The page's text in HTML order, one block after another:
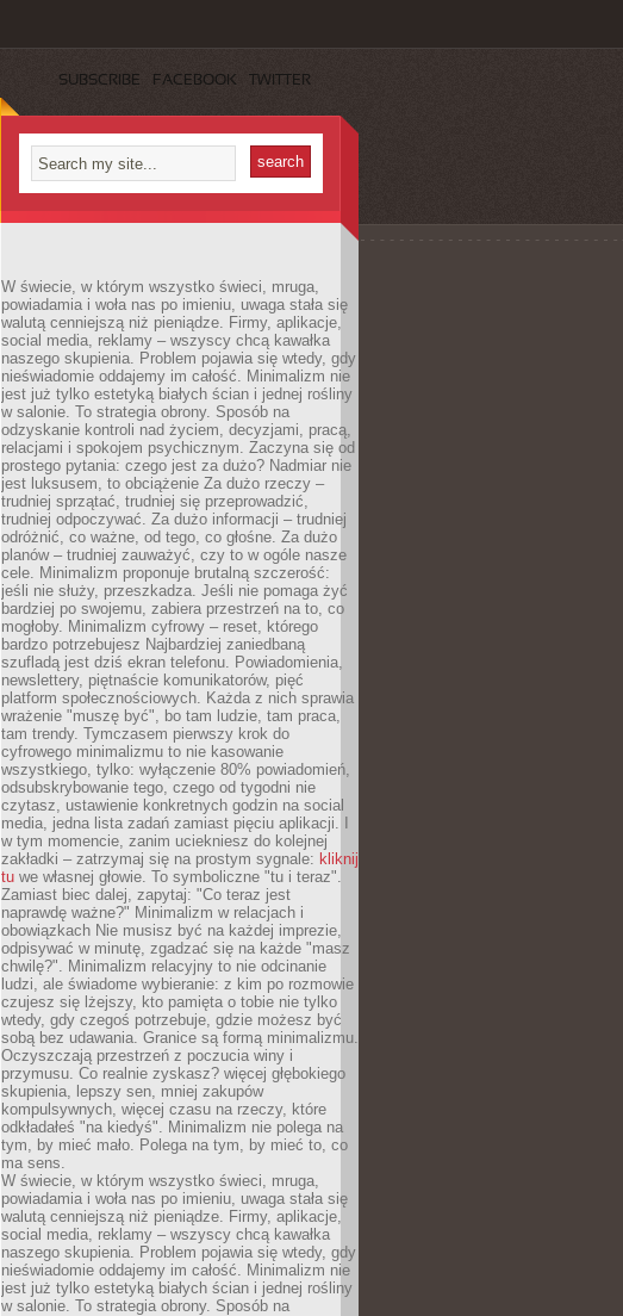
SUBSCRIBE FACEBOOK TWITTER
W świecie, w którym wszystko świeci, mruga,
powiadamia i woła nas po imieniu, uwaga stała się
walutą cenniejszą niż pieniądze. Firmy, aplikacje,
social media, reklamy – wszyscy chcą kawałka
naszego skupienia. Problem pojawia się wtedy, gdy
nieświadomie oddajemy im całość. Minimalizm nie
jest już tylko estetyką białych ścian i jednej rośliny
w salonie. To strategia obrony. Sposób na
odzyskanie kontroli nad życiem, decyzjami, pracą,
relacjami i spokojem psychicznym. Zaczyna się od
prostego pytania: czego jest za dużo? Nadmiar nie
jest luksusem, to obciążenie Za dużo rzeczy –
trudniej sprzątać, trudniej się przeprowadzić,
trudniej odpoczywać. Za dużo informacji – trudniej
odróżnić, co ważne, od tego, co głośne. Za dużo
planów – trudniej zauważyć, czy to w ogóle nasze
cele. Minimalizm proponuje brutalną szczerość:
jeśli nie służy, przeszkadza. Jeśli nie pomaga żyć
bardziej po swojemu, zabiera przestrzeń na to, co
mogłoby. Minimalizm cyfrowy – reset, którego
bardzo potrzebujesz Najbardziej zaniedbaną
szufladą jest dziś ekran telefonu. Powiadomienia,
newslettery, piętnaście komunikatorów, pięć
platform społecznościowych. Każda z nich sprawia
wrażenie "muszę być", bo tam ludzie, tam praca,
tam trendy. Tymczasem pierwszy krok do
cyfrowego minimalizmu to nie kasowanie
wszystkiego, tylko: wyłączenie 80% powiadomień,
odsubskrybowanie tego, czego od tygodni nie
czytasz, ustawienie konkretnych godzin na social
media, jedna lista zadań zamiast pięciu aplikacji. I
w tym momencie, zanim uciekniesz do kolejnej
zakładki – zatrzymaj się na prostym sygnale: kliknij
tu we własnej głowie. To symboliczne "tu i teraz".
Zamiast biec dalej, zapytaj: "Co teraz jest
naprawdę ważne?" Minimalizm w relacjach i
obowiązkach Nie musisz być na każdej imprezie,
odpisywać w minutę, zgadzać się na każde "masz
chwilę?". Minimalizm relacyjny to nie odcinanie
ludzi, ale świadome wybieranie: z kim po rozmowie
czujesz się lżejszy, kto pamięta o tobie nie tylko
wtedy, gdy czegoś potrzebuje, gdzie możesz być
sobą bez udawania. Granice są formą minimalizmu.
Oczyszczają przestrzeń z poczucia winy i
przymusu. Co realnie zyskasz? więcej głębokiego
skupienia, lepszy sen, mniej zakupów
kompulsywnych, więcej czasu na rzeczy, które
odkładałeś "na kiedyś". Minimalizm nie polega na
tym, by mieć mało. Polega na tym, by mieć to, co
ma sens.
W świecie, w którym wszystko świeci, mruga,
powiadamia i woła nas po imieniu, uwaga stała się
walutą cenniejszą niż pieniądze. Firmy, aplikacje,
social media, reklamy – wszyscy chcą kawałka
naszego skupienia. Problem pojawia się wtedy, gdy
nieświadomie oddajemy im całość. Minimalizm nie
jest już tylko estetyką białych ścian i jednej rośliny
w salonie. To strategia obrony. Sposób na